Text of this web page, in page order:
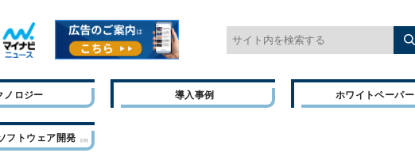
ノロジー 導入事例 ホワイトペーパー
フトウェア開発